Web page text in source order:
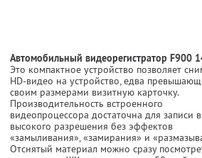
Автомобильный видеорегистратор F900
Это компактное устройство позволяет
HD-видео на устройство, едва
своим размерами визитную карточку.
Производительность встроенного
видеопроцессора достаточна для записи
высокого разрешения без эффектов
«замыливания», «замирания» и
Отснятый материал можно сразу